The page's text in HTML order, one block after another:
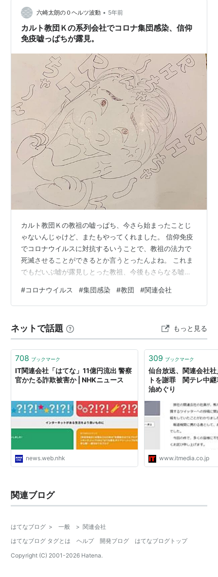
六崎太朗の０ヘルツ波動 • 5年前
カルト教団Ｋの系列会社でコロナ集団感染、信仰
免疫嘘っぱちが露見。
カルト教団Ｋの教祖の嘘っぱち、今さら始まったことじ
ゃないんじゃけど、またもやってくれました。 信仰免疫
でコロナウイルスに対抗するいうことで、教祖の法力で
死滅させることができるとか言うとったんよね。 これま
でもだいぶ嘘が露見しとった教祖、今後もさらなる嘘の
した衰退イベント、それを通り越す分だけ盲信者の洗脳
度合いは煮詰まっていく。 かつては救世運動として、世
が、もう影も形もない。 初期に集まった人たちも、前妻
との結婚とかで愛想を尽かして大量脱会。 その後、前妻
の影響でまともな啓示が降りんようになり、…
#コロナウイルス #集団感染 #教団 #関連会社
ネットで話題 もっと見る
708 ブックマーク
IT関連会社「はてな」11億円流出 警察
官かたる詐欺被害か | NHKニュース
news.web.nhk
309 ブックマーク
仙台放送、関連会社
トを謝罪 関テレ中継
油めぐり
www.itmedia.co.jp
関連ブログ
はてなブログ > 一般 > 関連会社
はてなブログ タグとは
ヘルプ 開発ブログ
はてなブログトップ
Copyright (C) 2001-2026 Hatena.